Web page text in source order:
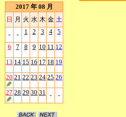
2017 年 08 月
日 月 火 水 木 金 土
- - 1 2 3 4 5
6 7 8 9 10 11 12
13 14 15 16 17 18 19
20 21 22 23 24 25 26
27 28 29 30 31 - -